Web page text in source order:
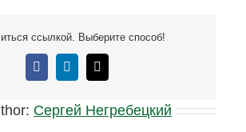
ссылкой. Выберите способ!
FacebookLinkedIn
E-
mail:
Сергей Негребецкий